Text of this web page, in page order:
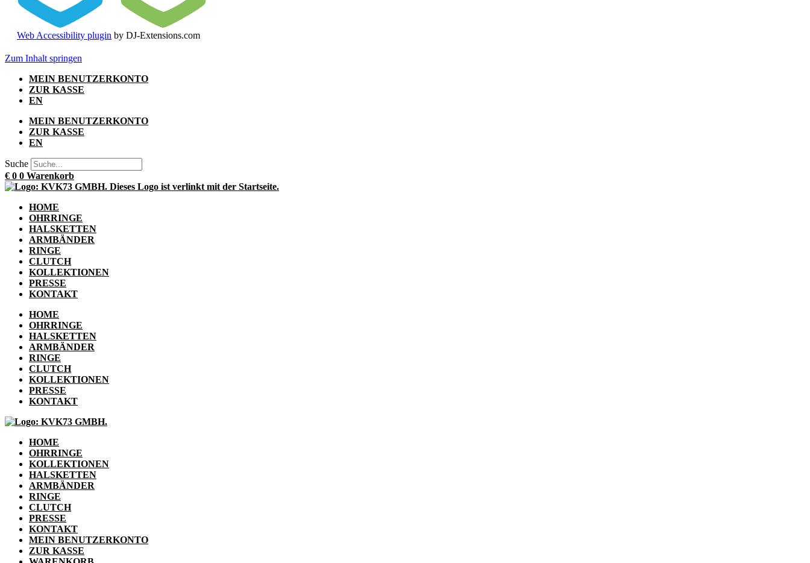
Web Accessibility plugin by DJ-Extensions.com
Zum Inhalt springen
MEIN BENUTZERKONTO
ZUR KASSE
EN
MEIN BENUTZERKONTO
ZUR KASSE
EN
Suche
€ 0 0 Warenkorb
HOME
OHRRINGE
HALSKETTEN
ARMBÄNDER
RINGE
CLUTCH
KOLLEKTIONEN
PRESSE
KONTAKT
HOME
OHRRINGE
HALSKETTEN
ARMBÄNDER
RINGE
CLUTCH
KOLLEKTIONEN
PRESSE
KONTAKT
HOME
OHRRINGE
KOLLEKTIONEN
HALSKETTEN
ARMBÄNDER
RINGE
CLUTCH
PRESSE
KONTAKT
MEIN BENUTZERKONTO
ZUR KASSE